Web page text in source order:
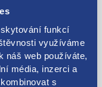
funkcí
využíváme
náš web používáte,
média, inzerci a
s